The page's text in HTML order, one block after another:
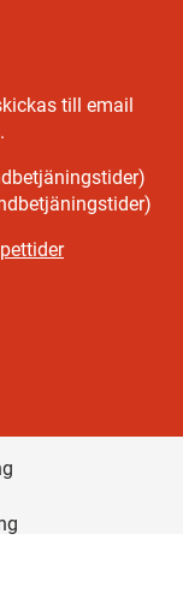
till email